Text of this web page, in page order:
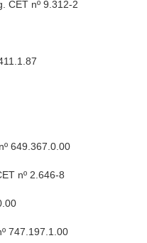
CET nº 9.312-2
649.367.0.00
nº 2.646-8
747.197.1.00